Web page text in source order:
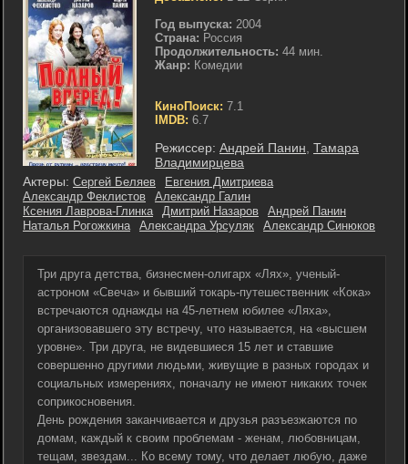
Год выпуска: 2004
Страна: Россия
Продолжительность: 44 мин.
Жанр: Комедии
КиноПоиск: 7.1
IMDB: 6.7
Режиссер: Андрей Панин Тамара
Владимирцева
Актеры: Сергей Беляев
Евгения Дмитриева
Александр Феклистов
Александр Галин
Ксения Лаврова-Глинка
Дмитрий Назаров
Андрей Панин
Наталья Рогожкина
Александра Урсуляк Александр Синюков
Три друга детства, бизнесмен-олигарх «Лях», ученый-
астроном «Свеча» и бывший токарь-путешественник «Кока»
встречаются однажды на 45-летнем юбилее «Ляха»,
организовавшего эту встречу, что называется, на «высшем
уровне». Три друга, не видевшиеся 15 лет и ставшие
совершенно другими людьми, живущие в разных городах и
социальных измерениях, поначалу не имеют никаких точек
соприкосновения.
День рождения заканчивается и друзья разъезжаются по
домам, каждый к своим проблемам - женам, любовницам,
тещам, звездам... Ко всему тому, что делает любую, даже